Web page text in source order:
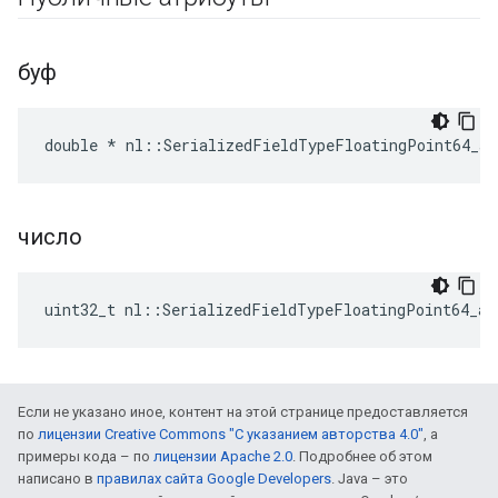
буф
double *
число
uint32_t
Если не указано иное, контент на этой странице предоставляется
по лицензии Creative Commons "С указанием авторства 4.0", а
примеры кода – по лицензии Apache 2.0. Подробнее об этом
написано в правилах сайта Google Developers. Java – это